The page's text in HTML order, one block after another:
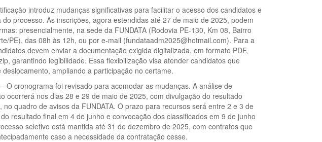
introduz mudanças significativas para facilitar o acesso dos candidatos e
processo. As inscrições, agora estendidas até 27 de maio de 2025, podem
presencialmente, na sede da FUNDATA (Rodovia PE-130, Km 08, Bairro
PE), das 08h às 12h, ou por e-mail (fundataadm2025@hotmail.com). Para a
devem enviar a documentação exigida digitalizada, em formato PDF,
garantindo legibilidade. Essa flexibilização visa atender candidatos que
ampliando a participação no certame.
– O cronograma foi revisado para acomodar as mudanças. A análise de
ocorrerá nos dias 28 e 29 de maio de 2025, com divulgação do resultado
quadro de avisos da FUNDATA. O prazo para recursos será entre 2 e 3 de
resultado final em 4 de junho e convocação dos classificados em 9 de junho
seletivo está mantida até 31 de dezembro de 2025, com contratos que
caso a necessidade da contratação cesse.